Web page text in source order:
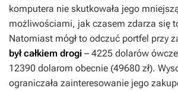
komputera nie skutkowała jego
możliwościami, jak czasem zdarza się
Natomiast mógł to odczuć portfel przy
był całkiem drogi – 4225 dolarów
12390 dolarom obecnie (49680 zł).
ograniczała zainteresowanie jego